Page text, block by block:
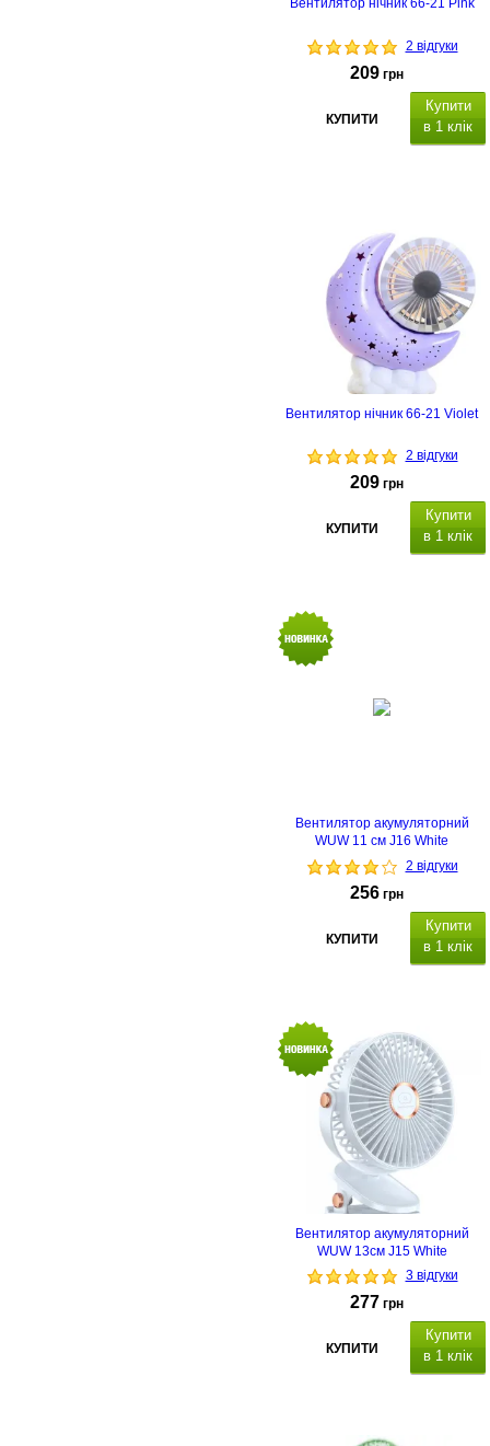
Вентилятор нічник 66-21 Pink
2 відгуки
209 грн
КУПИТИ
Купити
в 1 клік
кут обертання, час заряджання:
4 години,функція нічника.
Вентилятор нічник 66-21 Violet
2 відгуки
209 грн
КУПИТИ
Купити
в 1 клік
діаметр: 90 мм, т
швидкості,
кут обертання, ч
Вентилятор акумуляторний
WUW 11 см J16 White
2 відгуки
256 грн
КУПИТИ
Купити
в 1 клік
Вентилятор акумуляторний
WUW 13см J15 White
3 відгуки
277 грн
КУПИТИ
Купити
в 1 клік